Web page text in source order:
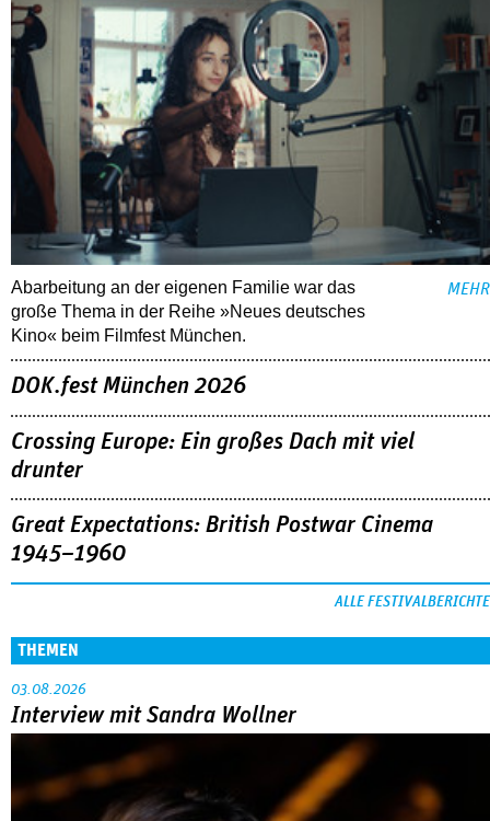
Abarbeitung an der eigenen Familie war das
große Thema in der Reihe »Neues deutsches
Kino« beim Filmfest München.
MEHR
DOK.fest München 2026
Crossing Europe: Ein großes Dach mit viel
drunter
Great Expectations: British Postwar Cinema
1945–1960
ALLE FESTIVALBERICHTE
THEMEN
03.08.2026
Interview mit Sandra Wollner